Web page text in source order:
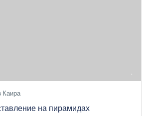
Каира
на пирамидах